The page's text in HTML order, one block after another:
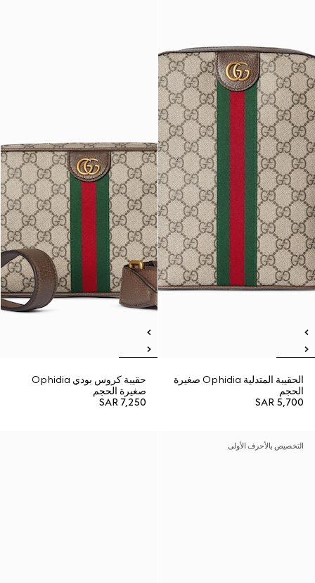
الحقيبة المتدلية Ophidia صغيرة
الحجم
SAR 5,700
حقيبة كروس بودي Ophidia
صغيرة الحجم
SAR 7,250
التخصيص بالأحرف الأولى